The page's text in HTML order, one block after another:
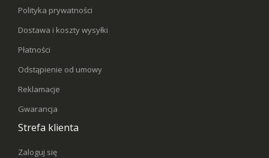
Polityka prywatności
Dostawa i koszty wysyłki
Płatności
Odstąpienie od umowy
Reklamacje
Gwarancja
Strefa klienta
Zaloguj się